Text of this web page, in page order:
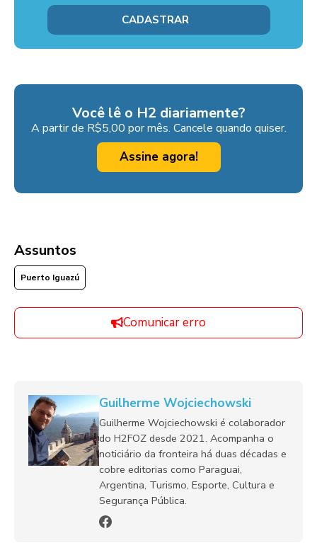
Você lê o H2 diariamente?
A partir de R$5,00 por mês. Cancele quando quiser.
Assine agora!
Assuntos
Puerto Iguazú
Comunicar erro
Guilherme Wojciechowski
Guilherme Wojciechowski é colaborador
do H2FOZ desde 2021. Acompanha o
noticiário da fronteira há duas décadas e
cobre editorias como Paraguai,
Argentina, Turismo, Esporte, Cultura e
Segurança Pública.